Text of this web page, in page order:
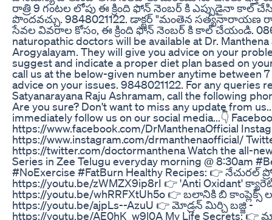
రాత్రి 9 గంటల లోపు ఈ క్రింది ఫోన్ నెంబర్ కి ఎప్పుడైనా కాల్
పొందవచ్చు. 9848021122. డాక్టర్ "మంతెన సత్యనారాయణ
సేవల వివరాల కోసం, ఈ క్రింది ఫోన్ నెంబర్ కి కాల్ చేయండి.
naturopathic doctors will be available at Dr. Manthena
Arogyalayam. They will give you advice on your
suggest and indicate a proper diet plan based on
call us at the below-given number anytime between
advice on your issues. 9848021122. For any queries
Satyanarayana Raju Ashramam, call the following
Are you sure? Don't want to miss any update from
immediately follow us on our social media...👇
https://www.facebook.com/DrManthenaOfficial
https://www.instagram.com/drmanthenaofficial/
https://twitter.com/doctormanthena Watch the all-
Series in Zee Telugu everyday morning @ 8:30am
#NoExercise #FatBurn Healthy Recipes: 👉 నేచురల్
https://youtu.be/zWMZX9ip8rI 👉 'Anti Oxidant'
https://youtu.be/whRRFXtUh5o 👉 బలానికి బి కాంప్లెక్స్
https://youtu.be/ajpLs--AzuU 👉 మోడ్రన్ మిర్చి బజ్జి -
https://youtu.be/AE0hK_w9l0A My Life Secrets: